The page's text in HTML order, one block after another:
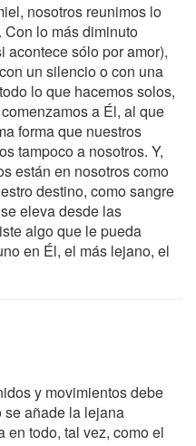
nosotros reunimos lo
lo más diminuto
acontece sólo por amor),
un silencio o con una
lo que hacemos solos,
a Él, al que
forma que nuestros
tampoco a nosotros. Y,
están en nosotros como
destino, como sangre
eleva desde las
algo que le pueda
en Él, el más lejano, el
y movimientos debe
se añade la lejana
en todo, tal vez, como el